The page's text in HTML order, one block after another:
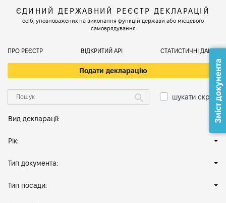
ЄДИНИЙ ДЕРЖАВНИЙ РЕЄСТР ДЕКЛАРАЦІЙ
осіб, уповноважених на виконання функцій держави або місцевого
самоврядування
ПРО РЕЄСТР ВІДКРИТИЙ АРІ СТАТИСТИЧНІ ДАНІ
Подати декларацію
шукати скрізь
Вид декларації:
Рік:
Тип документа:
Тип посади:
Зміст документа